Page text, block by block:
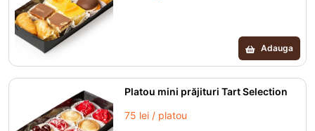
Adauga
Platou mini prăjituri Tart Selection
75 lei / platou